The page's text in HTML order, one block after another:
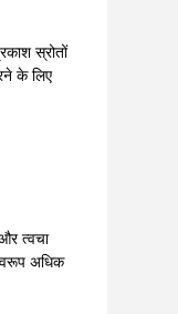
स्रोतों
के लिए
त्वचा
अधिक